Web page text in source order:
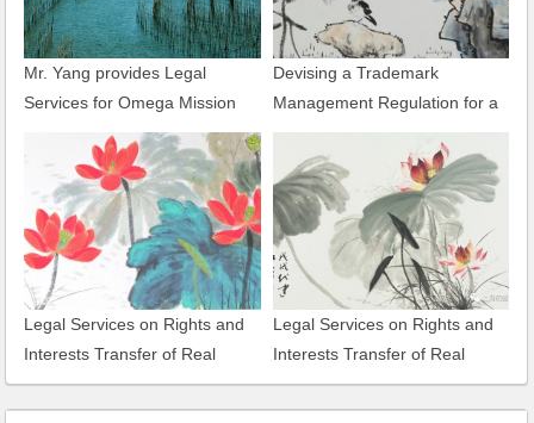
Mr. Yang provides Legal
Services for Omega Mission
Hills Golf World Cup
Devising a Trademark
Management Regulation for a
Group Company
Legal Services on Rights and
Interests Transfer of Real
Estate of SOHO Times Building
Legal Services on Rights and
Interests Transfer of Real
Estate of Plot No.86, Yili Road